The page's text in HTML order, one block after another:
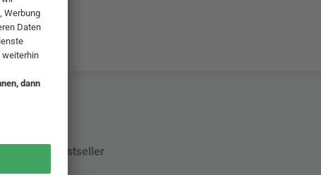
Bestseller